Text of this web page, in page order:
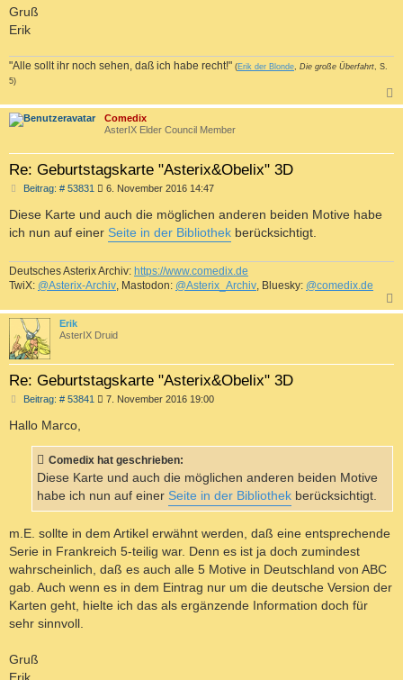
Gruß
Erik
"Alle sollt ihr noch sehen, daß ich habe recht!" (Erik der Blonde, Die große Überfahrt, S.
5)
a
Comedix
AsterIX Elder Council Member
Re: Geburtstagskarte "Asterix&Obelix" 3D
Beitrag: # 53831 B
i
r
6. November 2016 14:47
Diese Karte und auch die möglichen anderen beiden Motive habe
ich nun auf einer Seite in der Bibliothek berücksichtigt.
Deutsches Asterix Archiv: https://www.comedix.de
TwiX: @Asterix-Archiv, Mastodon: @Asterix_Archiv, Bluesky: @comedix.de
a
Erik
AsterIX Druid
Re: Geburtstagskarte "Asterix&Obelix" 3D
Beitrag: # 53841 B
r
a
7. November 2016 19:00
Hallo Marco,
Comedix hat geschrieben:
Diese Karte und auch die möglichen anderen beiden Motive
habe ich nun auf einer Seite in der Bibliothek berücksichtigt.
m.E. sollte in dem Artikel erwähnt werden, daß eine entsprechende
Serie in Frankreich 5-teilig war. Denn es ist ja doch zumindest
wahrscheinlich, daß es auch alle 5 Motive in Deutschland von ABC
gab. Auch wenn es in dem Eintrag nur um die deutsche Version der
Karten geht, hielte ich das als ergänzende Information doch für
sehr sinnvoll.
Gruß